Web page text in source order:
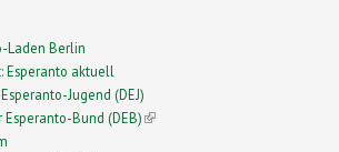
Laden Berlin
Esperanto aktuell
Jugend (DEJ)
Esperanto-Bund (DEB)(link is external)